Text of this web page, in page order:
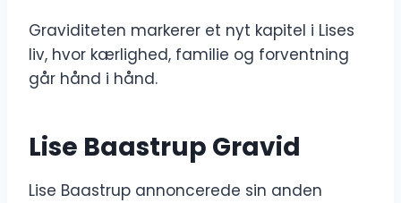
Graviditeten markerer et nyt kapitel i Lises
liv, hvor kærlighed, familie og forventning
går hånd i hånd.
Lise Baastrup Gravid
Lise Baastrup annoncerede sin anden